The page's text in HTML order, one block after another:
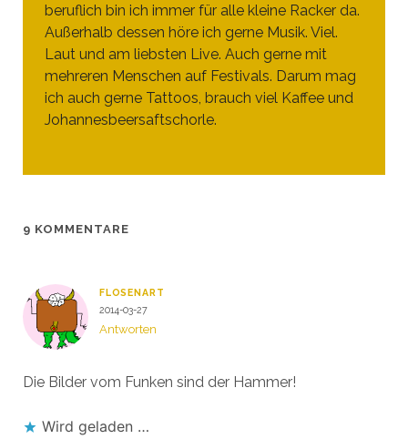
beruflich bin ich immer für alle kleine Racker da.
Außerhalb dessen höre ich gerne Musik. Viel.
Laut und am liebsten Live. Auch gerne mit
mehreren Menschen auf Festivals. Darum mag
ich auch gerne Tattoos, brauch viel Kaffee und
Johannesbeersaftschorle.
9 KOMMENTARE
FLOSENART
2014-03-27
Antworten
Die Bilder vom Funken sind der Hammer!
Wird geladen …